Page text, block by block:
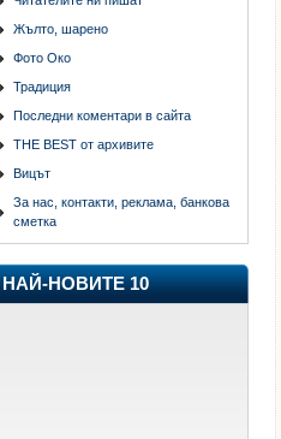
Жълто, шарено
Фото Око
Традиция
Последни коментари в сайта
THE BEST от архивите
Вицът
За нас, контакти, реклама, банкова
сметка
НАЙ-НОВИТЕ 10